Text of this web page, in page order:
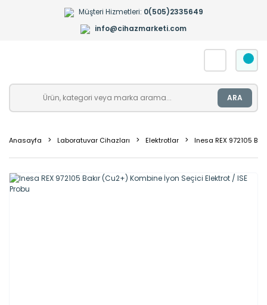
Müşteri Hizmetleri: 0(505)2335649
info@cihazmarketi.com
ARA
Anasayfa Laboratuvar Cihazları Elektrotlar Inesa REX 972105